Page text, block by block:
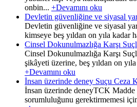
onbin... +Devamını oku
Devletin güvenliğine ve siyasal
Devletin güvenliğine ve siyasal
kimseye beş yıldan on yıla kadar
Cinsel Dokunulmazlığa Karşı
Cinsel Dokunulmazlığa Karşı
şikâyeti üzerine, beş yıldan on
+Devamını oku
İnsan üzerinde deney Suçu Ceza
İnsan üzerinde deneyTCK Madde
sorumluluğunu gerektirmemesi